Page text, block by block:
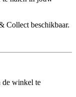
Collect beschikbaar.
de winkel te